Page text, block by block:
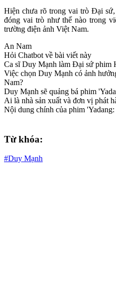
Hiện chưa rõ trong vai trò Đại
đóng vai trò như thế nào trong
trường điện ảnh Việt Nam.
An Nam
Hỏi Chatbot về bài viết này
Ca sĩ Duy Mạnh làm Đại sứ phim
Việc chọn Duy Mạnh có ảnh
Nam?
Duy Mạnh sẽ quảng bá phim
Ai là nhà sản xuất và đơn vị phát
Nội dung chính của phim
Từ khóa:
#Duy Mạnh